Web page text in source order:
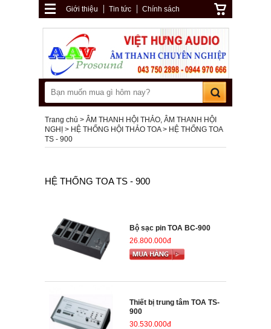
Giới thiệu Tin tức Chính sách
Trang chủ
ÂM THANH HỘI THẢO, ÂM THANH HỘI
NGHỊ
HỆ THỐNG HỘI THẢO TOA
HỆ THỐNG TOA
TS - 900
HỆ THỐNG TOA TS - 900
Bộ sạc pin TOA BC-900
26.800.000đ
Thiết bị trung tâm TOA TS-
900
30.530.000đ